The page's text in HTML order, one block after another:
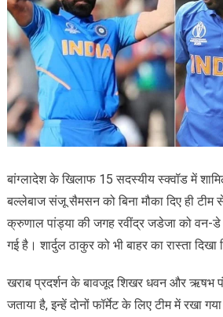
बांग्लादेश के खिलाफ 15 सदस्यीय स्क्वॉड में
बल्लेबाज संजू सैमसन को बिना मौका दिए ही टीम
क्रुणाल पांड्या की जगह रवींद्र जडेजा को वन-
गई है। शार्दुल ठाकुर को भी बाहर का रास्ता दिखा
खराब प्रदर्शन के बावजूद शिखर धवन और ऋषभ
जताया है, इन्हें दोनों फॉर्मेट के लिए टीम में रखा